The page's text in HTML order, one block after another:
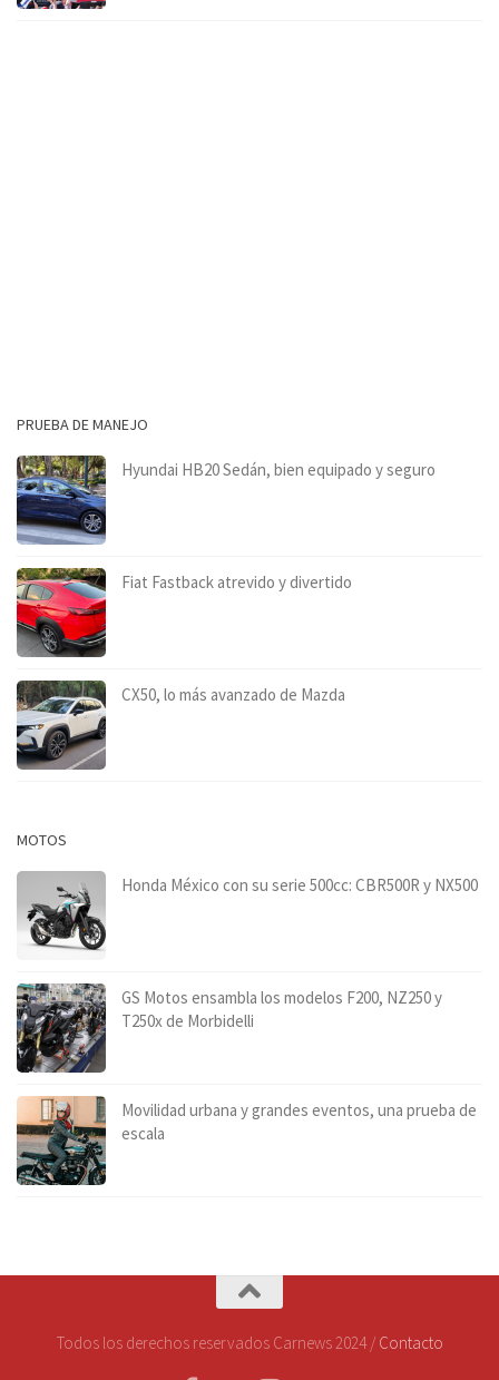
PRUEBA DE MANEJO
Hyundai HB20 Sedán, bien equipado y seguro
Fiat Fastback atrevido y divertido
CX50, lo más avanzado de Mazda
MOTOS
Honda México con su serie 500cc: CBR500R y NX500
GS Motos ensambla los modelos F200, NZ250 y
T250x de Morbidelli
Movilidad urbana y grandes eventos, una prueba de
escala
Todos los derechos reservados Carnews 2024 / Contacto